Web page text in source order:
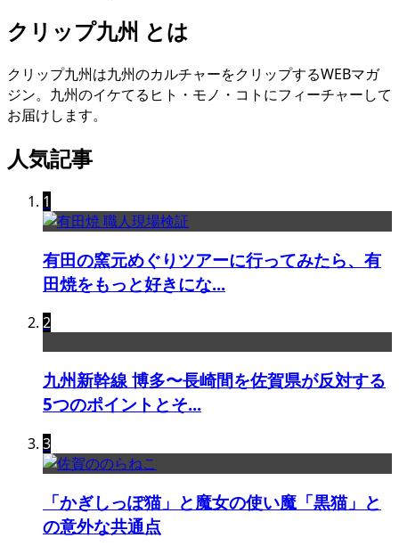
クリップ九州 とは
クリップ九州は九州のカルチャーをクリップするWEBマガ
ジン。九州のイケてるヒト・モノ・コトにフィーチャーして
お届けします。
人気記事
1
有田の窯元めぐりツアーに行ってみたら、有
田焼をもっと好きにな...
2
九州新幹線 博多〜長崎間を佐賀県が反対する
5つのポイントとそ...
3
「かぎしっぽ猫」と魔女の使い魔「黒猫」と
の意外な共通点